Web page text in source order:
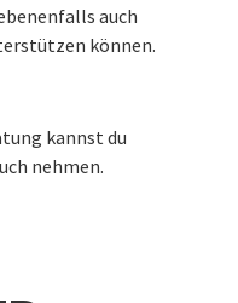
auch
können.
kannst du
nehmen.